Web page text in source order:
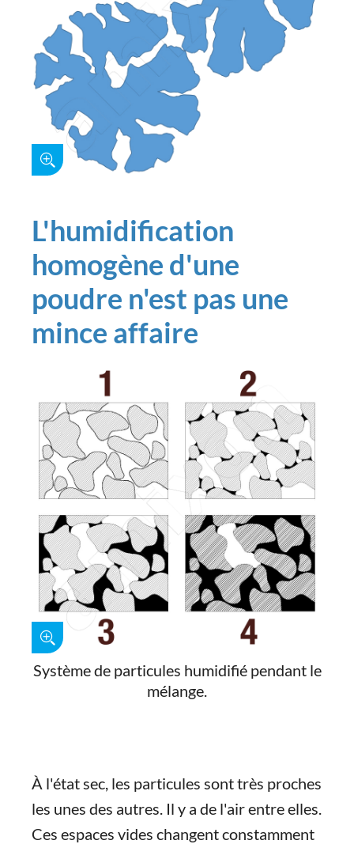
L'humidification
homogène d'une
poudre n'est pas une
mince affaire
Système de particules humidifié pendant le
mélange.
À l'état sec, les particules sont très proches
les unes des autres. Il y a de l'air entre elles.
Ces espaces vides changent constamment